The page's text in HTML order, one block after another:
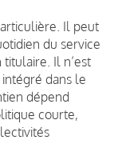
Il peut
du service
Il n’est
dans le
dépend
courte,